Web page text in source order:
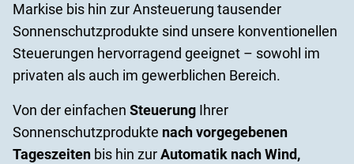
Markise bis hin zur Ansteuerung tausender
Sonnenschutzprodukte sind unsere konventionellen
Steuerungen hervorragend geeignet – sowohl im
privaten als auch im gewerblichen Bereich.
Von der einfachen Steuerung Ihrer
Sonnenschutzprodukte nach vorgegebenen
Tageszeiten bis hin zurAutomatik nach Wind,